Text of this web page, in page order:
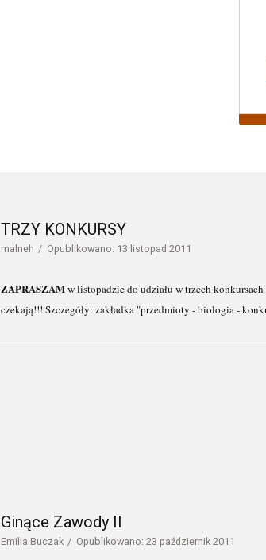
TRZY KONKURSY
malneh Opublikowano: 13 listopad 2011
ZAPRASZAMw listopadzie do udziału w trzech
czekają!!! Szczegóły: zakładka "przedmioty - biologia -
Ginące Zawody II
Emilia Buczak Opublikowano: 23 październik 2011